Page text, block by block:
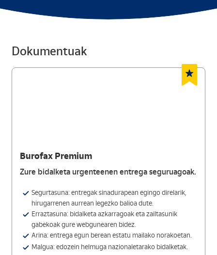
Dokumentuak
Burofax Premium
Zure bidalketa urgenteenen entrega seguruagoak.
Segurtasuna: entregak sinadurapean egingo direlarik,
hirugarrenen aurrean legezko balioa dute.
Erraztasuna: bidalketa azkarragoak eta zailtasunik
gabekoak gure webgunearen bidez.
Arina: entrega egun berean estatu mailako norakoetan.
Malgua: edozein helmuga nazionaletarako bidalketak.